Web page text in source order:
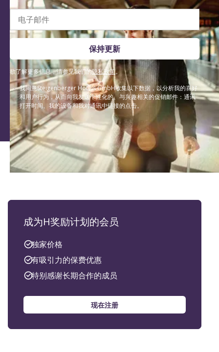
电子邮件
保持更新
欲了解更多信息，请参见我们的隐私政策。
我同意Steigenberger Hotels GmbH收集以下数据，以分析我的喜好
和用户行为，从而向我发送个性化的、与兴趣相关的促销邮件：通讯
打开时间、我的设备和我对通讯中链接的点击。
成为H奖励计划的会员
独家价格
有吸引力的保费优惠
特别感谢长期合作的成员
现在注册